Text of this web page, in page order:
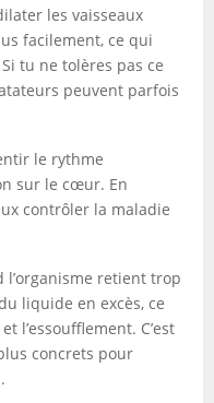
les vaisseaux
facilement, ce qui
tu ne tolères pas ce
peuvent parfois
le rythme
sur le cœur. En
contrôler la maladie
retient trop
liquide en excès, ce
l’essoufflement. C’est
concrets pour